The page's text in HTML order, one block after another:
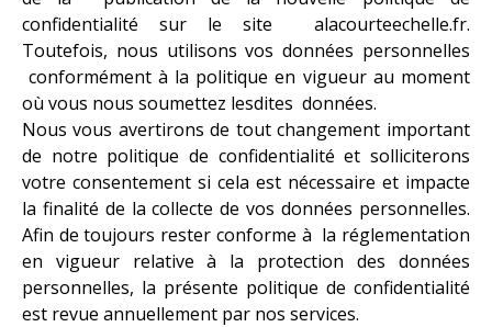
confidentialité sur le site alacourteechelle.fr.
Toutefois, nous utilisons vos données personnelles
conformément à la politique en vigueur au moment
où vous nous soumettez lesdites données.
Nous vous avertirons de tout changement important
de notre politique de confidentialité et solliciterons
votre consentement si cela est nécessaire et impacte
la finalité de la collecte de vos données personnelles.
Afin de toujours rester conforme à la réglementation
en vigueur relative à la protection des données
personnelles, la présente politique de confidentialité
est revue annuellement par nos services.